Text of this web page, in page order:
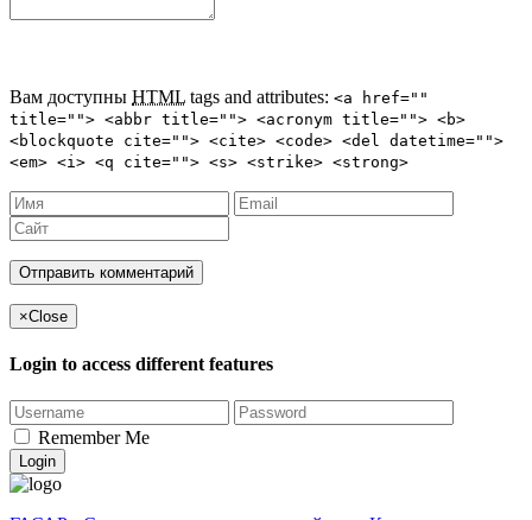
Вам доступны HTML tags and attributes: <a href=""
title=""> <abbr title=""> <acronym title=""> <b>
<blockquote cite=""> <cite> <code> <del datetime="">
<em> <i> <q cite=""> <s> <strike> <strong>
×Close
Login to access different features
Remember Me
Login